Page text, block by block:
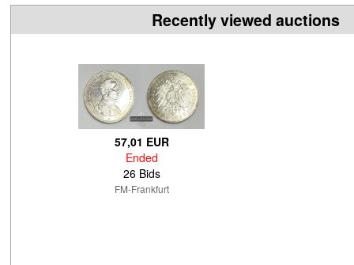
Recently viewed auctions
57,01 EUR
Ended
26 Bids
FM-Frankfurt